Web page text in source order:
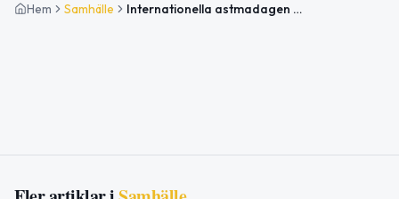
Hem Samhälle Internationella astmadagen och aktuella händelser i Ljusdal